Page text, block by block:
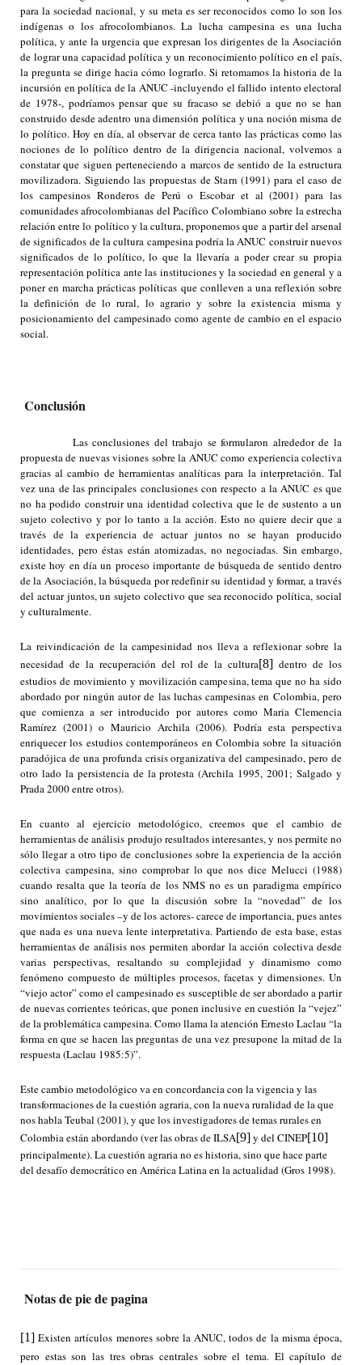
para la sociedad nacional, y su meta es ser reconocidos como lo son los
indígenas o los afrocolombianos. La lucha campesina es una lucha
política, y ante la urgencia que expresan los dirigentes de la Asociación
de lograr una capacidad política y un reconocimiento político en el país,
la pregunta se dirige hacia cómo lograrlo. Si retomamos la historia de la
incursión en política de la ANUC -incluyendo el fallido intento electoral
de 1978-, podríamos pensar que su fracaso se debió a que no se han
construido desde adentro una dimensión política y una noción misma de
lo político. Hoy en día, al observar de cerca tanto las prácticas como las
nociones de lo político dentro de la dirigencia nacional, volvemos a
constatar que siguen perteneciendo a marcos de sentido de la estructura
movilizadora. Siguiendo las propuestas de Starn (1991) para el caso de
los campesinos Ronderos de Perú o Escobar et al (2001) para las
comunidades afrocolombianas del Pacífico Colombiano sobre la estrecha
relación entre lo político y la cultura, proponemos que a partir del arsenal
de significados de la cultura campesina podría la ANUC construir nuevos
significados de lo político, lo que la llevaría a poder crear su propia
representación política ante las instituciones y la sociedad en general y a
poner en marcha prácticas políticas que conlleven a una reflexión sobre
la definición de lo rural, lo agrario y sobre la existencia misma y
posicionamiento del campesinado como agente de cambio en el espacio
social.
Conclusión
Las conclusiones del trabajo se formularon alrededor de la
propuesta de nuevas visiones sobre la ANUC como experiencia colectiva
gracias al cambio de herramientas analíticas para la interpretación. Tal
vez una de las principales conclusiones con respecto a la ANUC es que
no ha podido construir una identidad colectiva que le de sustento a un
sujeto colectivo y por lo tanto a la acción. Esto no quiere decir que a
través de la experiencia de actuar juntos no se hayan producido
identidades, pero éstas están atomizadas, no negociadas. Sin embargo,
existe hoy en día un proceso importante de búsqueda de sentido dentro
de la Asociación, la búsqueda por redefinir su identidad y formar, a través
del actuar juntos, un sujeto colectivo que sea reconocido política, social
y culturalmente.
La reivindicación de la campesinidad nos lleva a reflexionar sobre la
necesidad de la recuperación del rol de la cultura[8] dentro de los
estudios de movimiento y movilización campesina, tema que no ha sido
abordado por ningún autor de las luchas campesinas en Colombia, pero
que comienza a ser introducido por autores como Maria Clemencia
Ramírez (2001) o Mauricio Archila (2006). Podría esta perspectiva
enriquecer los estudios contemporáneos en Colombia sobre la situación
paradójica de una profunda crisis organizativa del campesinado, pero de
otro lado la persistencia de la protesta (Archila 1995, 2001; Salgado y
Prada 2000 entre otros).
En cuanto al ejercicio metodológico, creemos que el cambio de
herramientas de análisis produjo resultados interesantes, y nos permite no
sólo llegar a otro tipo de conclusiones sobre la experiencia de la acción
colectiva campesina, sino comprobar lo que nos dice Melucci (1988)
cuando resalta que la teoría de los NMS no es un paradigma empírico
sino analítico, por lo que la discusión sobre la “novedad” de los
movimientos sociales –y de los actores- carece de importancia, pues antes
que nada es una nueva lente interpretativa. Partiendo de esta base, estas
herramientas de análisis nos permiten abordar la acción colectiva desde
varias perspectivas, resaltando su complejidad y dinamismo como
fenómeno compuesto de múltiples procesos, facetas y dimensiones. Un
“viejo actor” como el campesinado es susceptible de ser abordado a partir
de nuevas corrientes teóricas, que ponen inclusive en cuestión la “vejez”
de la problemática campesina. Como llama la atención Ernesto Laclau “la
forma en que se hacen las preguntas de una vez presupone la mitad de la
respuesta (Laclau 1985:5)”.
Este cambio metodológico va en concordancia con la vigencia y las
transformaciones de la cuestión agraria, con la nueva ruralidad de la que
nos habla Teubal (2001), y que los investigadores de temas rurales en
Colombia están abordando (ver las obras de ILSA[9]y del CINEP[10]
principalmente). La cuestión agraria no es historia, sino que hace parte
del desafío democrático en América Latina en la actualidad (Gros 1998).
Notas de pie de pagina
[1] Existen artículos menores sobre la ANUC, todos de la misma época,
pero estas son las tres obras centrales sobre el tema. El capítulo de